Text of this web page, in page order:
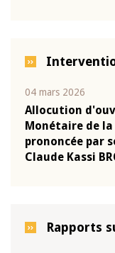
04 mars 2026
Allocution
Monétaire de la
prononcée par
Claude Kassi
Rapports